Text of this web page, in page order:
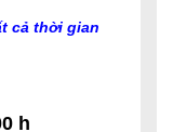
cả thời gian
h